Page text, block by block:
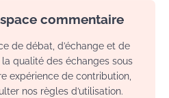
commentaire
de débat, d’échange et de
qualité des échanges sous
expérience de contribution,
nos règles d’utilisation.